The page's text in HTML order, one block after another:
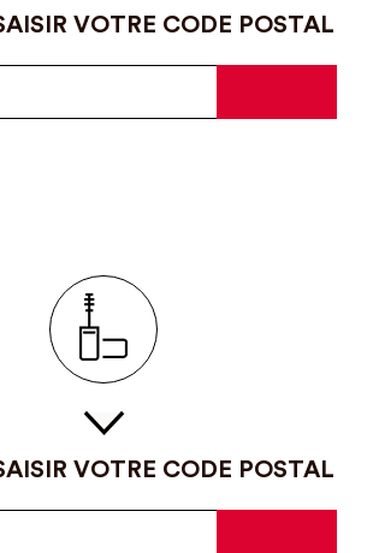
VOTRE CODE POSTAL
VOTRE CODE POSTAL